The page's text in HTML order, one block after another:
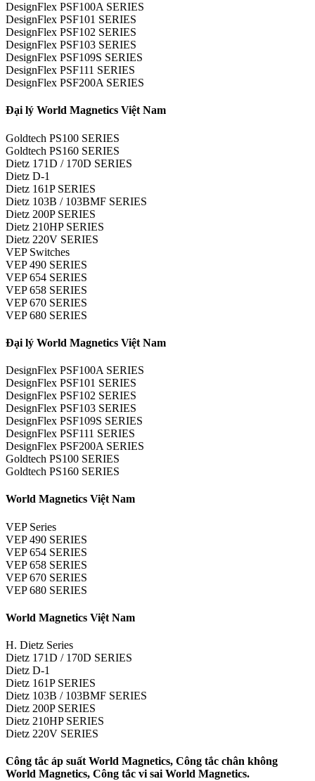
DesignFlex PSF100A SERIES
DesignFlex PSF101 SERIES
DesignFlex PSF102 SERIES
DesignFlex PSF103 SERIES
DesignFlex PSF109S SERIES
DesignFlex PSF111 SERIES
DesignFlex PSF200A SERIES
Đại lý World Magnetics Việt Nam
Goldtech PS100 SERIES
Goldtech PS160 SERIES
Dietz 171D / 170D SERIES
Dietz D-1
Dietz 161P SERIES
Dietz 103B / 103BMF SERIES
Dietz 200P SERIES
Dietz 210HP SERIES
Dietz 220V SERIES
VEP Switches
VEP 490 SERIES
VEP 654 SERIES
VEP 658 SERIES
VEP 670 SERIES
VEP 680 SERIES
Đại lý World Magnetics Việt Nam
DesignFlex PSF100A SERIES
DesignFlex PSF101 SERIES
DesignFlex PSF102 SERIES
DesignFlex PSF103 SERIES
DesignFlex PSF109S SERIES
DesignFlex PSF111 SERIES
DesignFlex PSF200A SERIES
Goldtech PS100 SERIES
Goldtech PS160 SERIES
World Magnetics Việt Nam
VEP Series
VEP 490 SERIES
VEP 654 SERIES
VEP 658 SERIES
VEP 670 SERIES
VEP 680 SERIES
World Magnetics Việt Nam
H. Dietz Series
Dietz 171D / 170D SERIES
Dietz D-1
Dietz 161P SERIES
Dietz 103B / 103BMF SERIES
Dietz 200P SERIES
Dietz 210HP SERIES
Dietz 220V SERIES
Công tắc áp suất World Magnetics, Công tắc chân không
World Magnetics, Công tắc vi sai World Magnetics.